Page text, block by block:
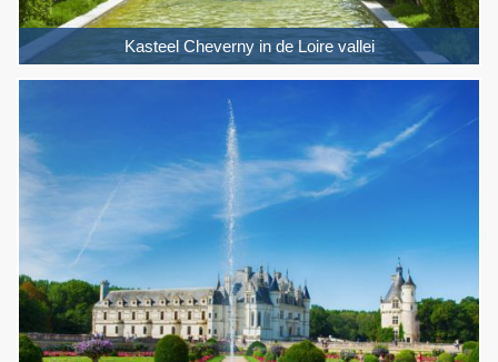
Kasteel Cheverny in de Loire vallei